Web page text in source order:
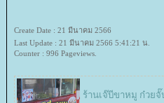
Create Date : 21 มีนาคม 2566
Last Update : 21 มีนาคม 2566 5:41:21 น.
Counter : 996 Pageviews.
ร้านเจ๊บีขาหมู ก๋วย